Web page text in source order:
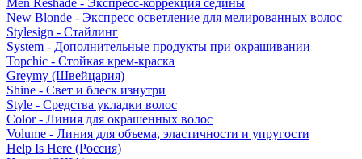
Men Reshade - Экспресс-коррекция седины
New Blonde - Экспресс осветление для мелированных волос
Stylesign - Стайлинг
System - Дополнительные продукты при окрашивании
Topchic - Стойкая крем-краска
Greymy (Швейцария)
Shine - Свет и блеск изнутри
Style - Средства укладки волос
Color - Линия для окрашенных волос
Volume - Линия для объема, эластичности и упругости
Help Is Here (Россия)